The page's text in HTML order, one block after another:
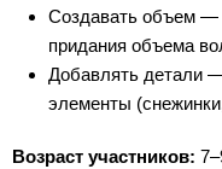
Создавать объем —
придания объема
Добавлять детали
элементы
Возраст участников: